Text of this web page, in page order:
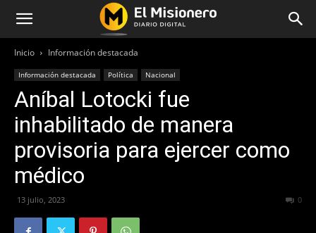
Inicio Información destacada
Información destacada Política Nacional
Aníbal Lotocki fue
inhabilitado de manera
provisoria para ejercer como
médico
13 julio, 2023 0